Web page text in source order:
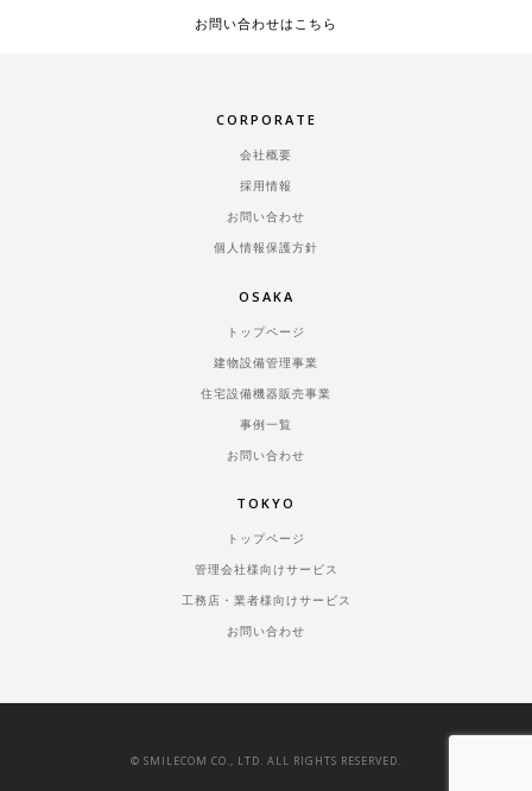
お問い合わせはこちら
CORPORATE
会社概要
採用情報
お問い合わせ
個人情報保護方針
OSAKA
トップページ
建物設備管理事業
住宅設備機器販売事業
事例一覧
お問い合わせ
TOKYO
トップページ
管理会社様向けサービス
工務店・業者様向けサービス
お問い合わせ
© SMILECOM CO., LTD. ALL RIGHTS RESERVED.